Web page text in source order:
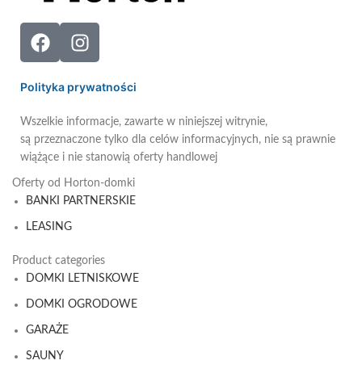
Polityka prywatności
Wszelkie informacje, zawarte w niniejszej witrynie,
są przeznaczone tylko dla celów informacyjnych, nie są prawnie
wiążące i nie stanowią oferty handlowej
Oferty od Horton-domki
BANKI PARTNERSKIE
LEASING
Product categories
DOMKI LETNISKOWE
DOMKI OGRODOWE
GARAŻE
SAUNY